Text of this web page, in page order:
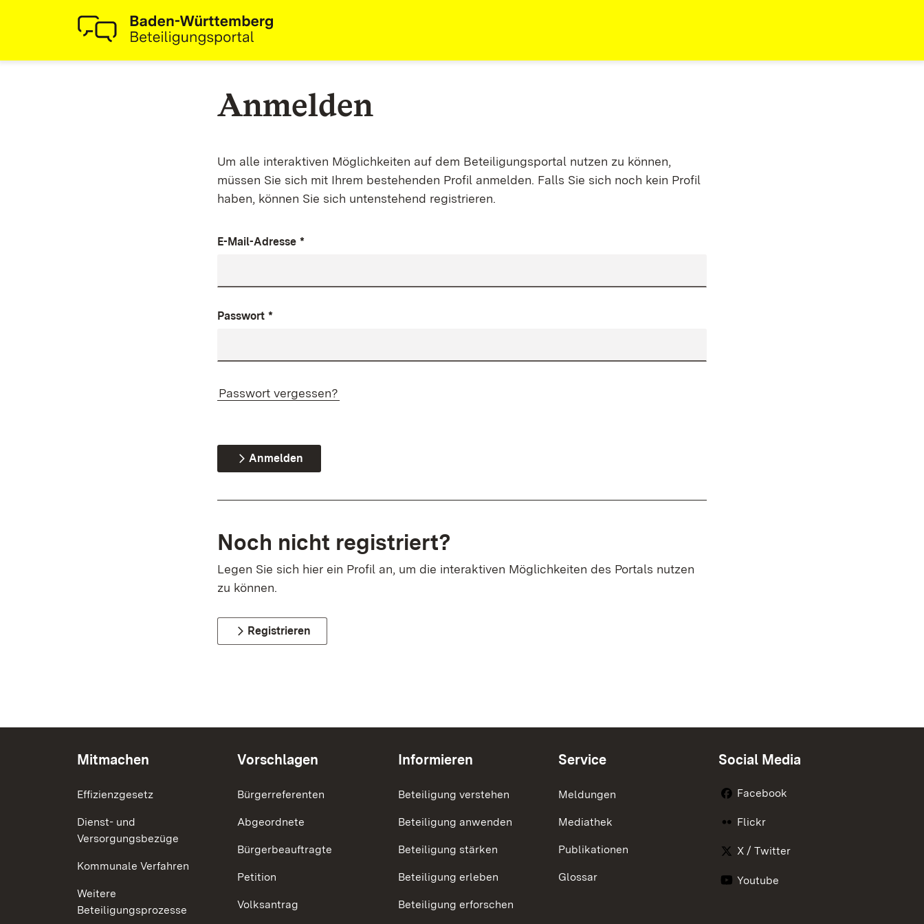
Anmelden
Um alle interaktiven Möglichkeiten auf dem Beteiligungsportal nutzen zu können,
müssen Sie sich mit Ihrem bestehenden Profil anmelden. Falls Sie sich noch kein Profil
haben, können Sie sich untenstehend registrieren.
E-Mail-Adresse *
Passwort *
Passwort vergessen?
Anmelden
Noch nicht registriert?
Legen Sie sich hier ein Profil an, um die interaktiven Möglichkeiten des Portals nutzen
zu können.
Registrieren
Mitmachen
Effizienzgesetz
Dienst- und
Versorgungsbezüge
Kommunale Verfahren
Weitere
Beteiligungsprozesse
Vorschlagen
Bürgerreferenten
Abgeordnete
Bürgerbeauftragte
Petition
Volksantrag
Informieren
Beteiligung verstehen
Beteiligung anwenden
Beteiligung stärken
Beteiligung erleben
Beteiligung erforschen
Service
Meldungen
Mediathek
Publikationen
Glossar
Social Media
Facebook
Flickr
X / Twitter
Youtube